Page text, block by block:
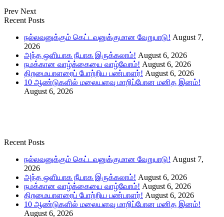
Prev Next
Recent Posts
நல்லவனுக்கும் கெட்டவனுக்குமான வேறுபாடு! August 7,
2026
அந்த ஒளியாக நீயாக இருக்கலாம்! August 6, 2026
நமக்கான வாழ்க்கையை வாழ்வோம்! August 6, 2026
திறமையாளரைப் போற்றிய பண்பாளர்! August 6, 2026
10 ஆண்டுகளில் மலையளவு மாறிப்போன மனித இனம்!
August 6, 2026
Recent Posts
நல்லவனுக்கும் கெட்டவனுக்குமான வேறுபாடு! August 7,
2026
அந்த ஒளியாக நீயாக இருக்கலாம்! August 6, 2026
நமக்கான வாழ்க்கையை வாழ்வோம்! August 6, 2026
திறமையாளரைப் போற்றிய பண்பாளர்! August 6, 2026
10 ஆண்டுகளில் மலையளவு மாறிப்போன மனித இனம்!
August 6, 2026